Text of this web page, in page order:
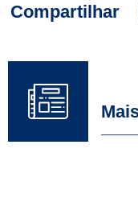
Compartilhar